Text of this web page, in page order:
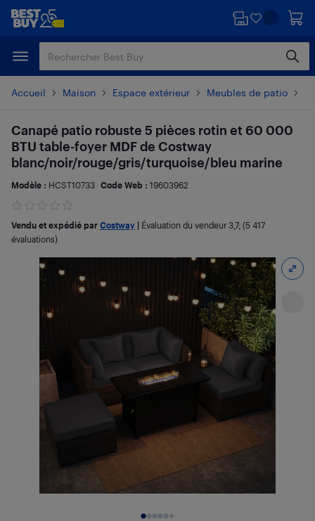
Passer
principal
Passer
Accueil Maison Espace extérieur Meubles de patio
Canapé patio robuste 5 pièces rotin et 60 000
BTU table-foyer MDF de Costway
blanc/noir/rouge/gris/turquoise/bleu marine
Modèle : HCST10733 Code Web : 19603962
Vendu et expédié par Costway Évaluation du vendeur 3,7; (5 417
évaluations)